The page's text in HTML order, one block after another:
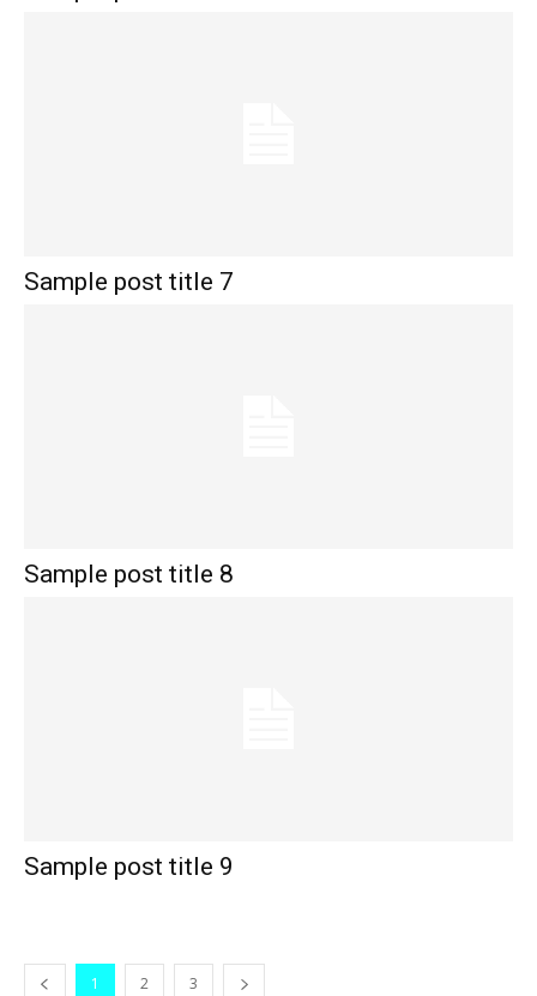
Sample post title 7
Sample post title 8
Sample post title 9
1 2 3